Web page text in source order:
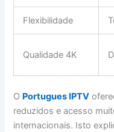
Flexibilidade
Qualidade 4K
O Portugues IPTV
reduzidos e acesso
internacionais. Isto